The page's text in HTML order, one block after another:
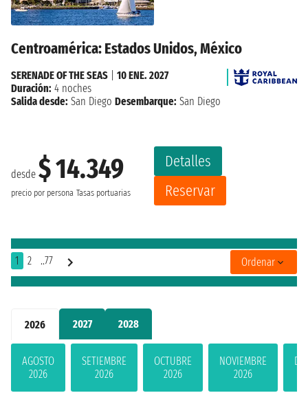
2026 2027 2028
AGOSTO
2026
SETIEMBRE
2026
OCTUBRE
2026
NOVIEMBRE
2026
Centroamérica: Estados Unidos, México
desde $ 14.349
precio por persona Tasas portuarias
Detalles
Reservar
SERENADE OF THE SEAS
10 ENE. 2027
Duración: 4 noches
Salida desde: San Diego Desembarque: San Diego
1 2 ..77 Ordenar